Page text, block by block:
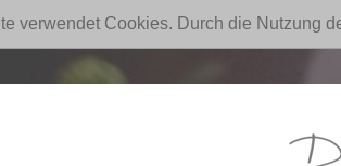
verwendet Cookies. Durch die Nutzung